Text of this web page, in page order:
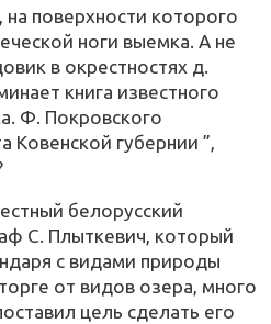
на поверхности которого
ноги выемка. А не
в окрестностях д.
книга известного
Ф. Покровского
Ковенской губернии ”,
белорусский
С. Плыткевич, который
с видами природы
от видов озера, много
цель сделать его